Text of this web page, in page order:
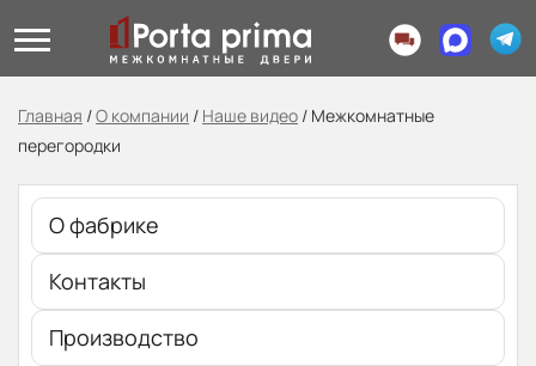
Главная /О компании / Наше видео / Межкомнатные
перегородки
О фабрике
Контакты
Производство